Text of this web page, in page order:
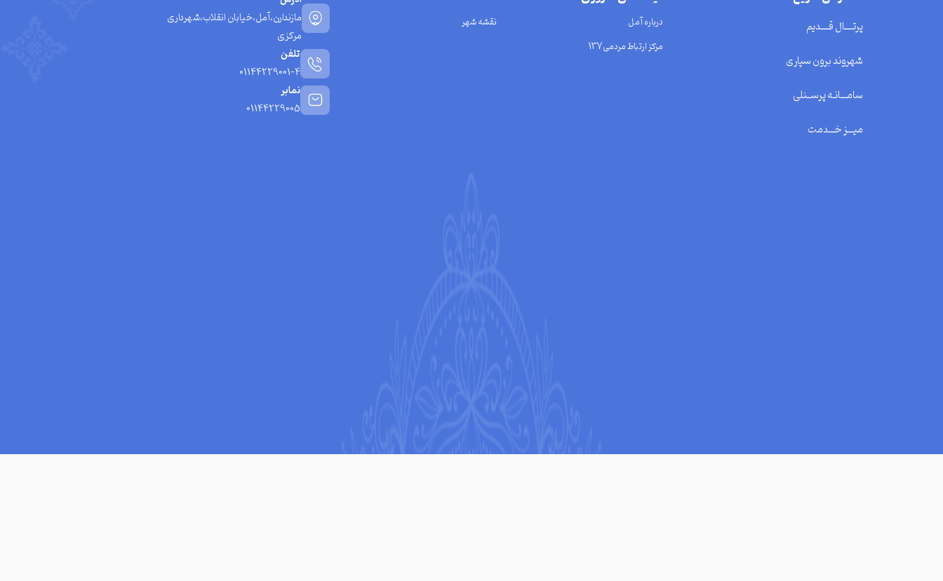
پرتــــال قــــدیم
شهروند برون سپاری
سامـــانـه پرســنلی
میـــز خـــدمت
درباره آمل
نقشه شهر
مرکز ارتباط مردمی137
مازندارن،آمل،خیابان انقلاب،شهرداری
مرکزی
تلفن
01144229001-4
نمابر
01144229005